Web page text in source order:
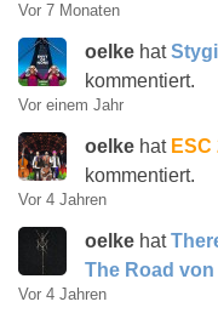
Vor 7 Monaten
oelke hat
kommentiert.
Vor einem Jahr
oelke hat
kommentiert.
Vor 4 Jahren
oelke hat
The Road
Vor 4 Jahren